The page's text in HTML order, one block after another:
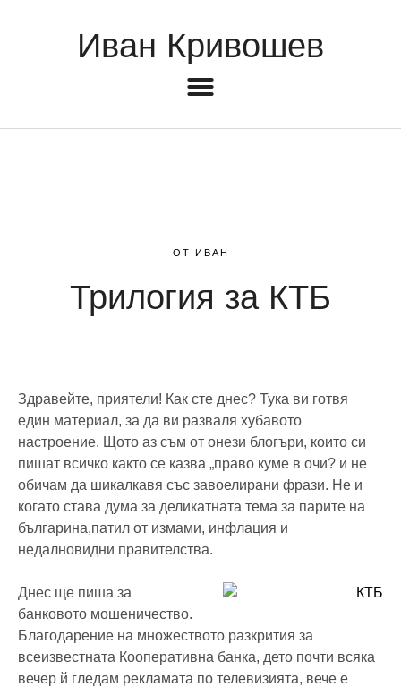
Иван Кривошев
ОТ ИВАН
Трилогия за КТБ
Здравейте, приятели! Как сте днес? Тука ви готвя
един материал, за да ви разваля хубавото
настроение. Щото аз съм от онези блогъри, които си
пишат всичко както се казва „право куме в очи? и не
обичам да шикалкавя със завоелирани фрази. Не и
когато става дума за деликатната тема за парите на
българина,патил от измами, инфлация и
недалновидни правителства.
Днес ще пиша за
банковото мошеничество.
Благодарение на множеството разкрития за
всеизвестната Кооперативна банка, дето почти всяка
вечер й гледам рекламата по телевизията, вече е